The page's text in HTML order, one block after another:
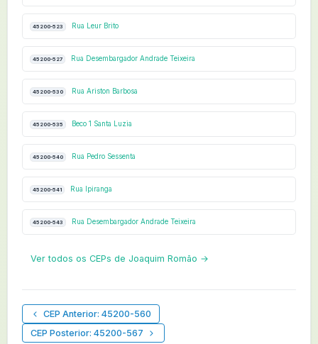
45200-523 Rua Leur Brito
45200-527 Rua Desembargador Andrade Teixeira
45200-530 Rua Ariston Barbosa
45200-535 Beco 1 Santa Luzia
45200-540 Rua Pedro Sessenta
45200-541 Rua Ipiranga
45200-543 Rua Desembargador Andrade Teixeira
Ver todos os CEPs de Joaquim Romão →
CEP Anterior: 45200-560
CEP Posterior: 45200-567